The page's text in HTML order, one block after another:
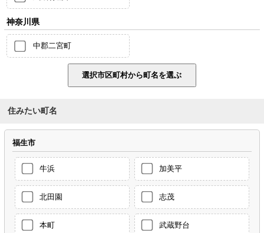
神奈川県
中郡二宮町
住みたい町名
福生市
牛浜 加美平
北田園 志茂
本町 武蔵野台